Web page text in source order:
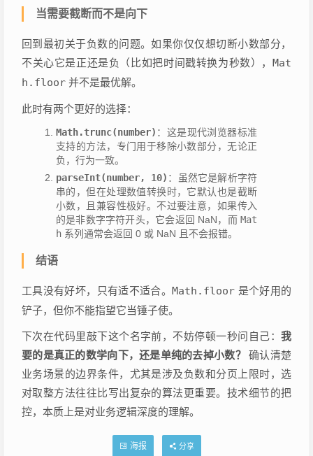
当需要截断而不是向下
回到最初关于负数的问题。如果你仅仅想切断小数部分，
不关心它是正还是负（比如把时间戳转换为秒数）， Mat
h.floor 并不是最优解。
此时有两个更好的选择：
Math.trunc(number) ：这是现代浏览器标准
支持的方法，专门用于移除小数部分，无论正
负，行为一致。
parseInt(number, 10) ：虽然它是解析字符
串的，但在处理数值转换时，它默认也是截断
小数，且兼容性极好。不过要注意，如果传入
的是非数字字符开头，它会返回 NaN，而 Mat
h 系列通常会返回 0 或 NaN 且不会报错。
结语
工具没有好坏，只有适不适合。Math.floor 是个好用的
铲子，但你不能指望它当锤子使。
下次在代码里敲下这个名字前，不妨停顿一秒问自己： 我
要的是真正的数学向下，还是单纯的去掉小数？
确认清楚
业务场景的边界条件，尤其是涉及负数和分页上限时，选
对取整方法往往比写出复杂的算法更重要。技术细节的把
控，本质上是对业务逻辑深度的理解。
海报 分享